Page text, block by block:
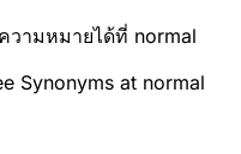
วามหมายได้ที่ normal
Synonyms at normal